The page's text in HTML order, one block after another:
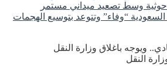
“وفاء” وتتوعد بتوسيع الهجمات
ويوجه باغلاق وزارة النقل